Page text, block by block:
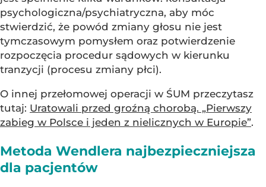
psychologiczna/psychiatryczna, aby móc
stwierdzić, że powód zmiany głosu nie jest
tymczasowym pomysłem oraz potwierdzenie
rozpoczęcia procedur sądowych w kierunku
tranzycji (procesu zmiany płci).
O innej przełomowej operacji w ŚUM przeczytasz
tutaj: Uratowali przed groźną chorobą. „Pierwszy
zabieg w Polsce i jeden z nielicznych w Europie”.
Metoda Wendlera najbezpieczniejsza
dla pacjentów